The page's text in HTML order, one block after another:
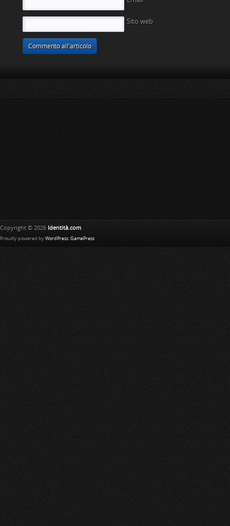
Sito web
Copyright © 2026 Identità.com
Proudly powered by WordPress. GamePress